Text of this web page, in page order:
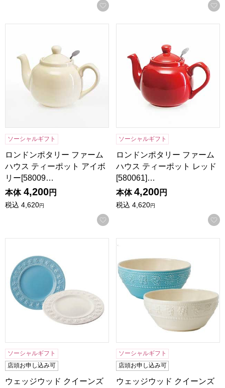
お気に入りに登録する
ソーシャルギフト
ロンドンポタリー ファーム
ハウス ティーポット アイボ
リー[58009…
本体 4,200円
税込 4,620円
お気に入りに登録する
ソーシャルギフト
ロンドンポタリー ファーム
ハウス ティーポット レッド
[580061]…
本体 4,200円
税込 4,620円
ウェッジウッド クイーンズウェア コレクション フェステ
ソーシャルギフト
店頭お申し込み可
ウェッジウッド クイーンズ
ウェッジウッド クイーンズ
ソーシャルギフト
店頭お申し込み可
ウェッジウッド クイーンズ